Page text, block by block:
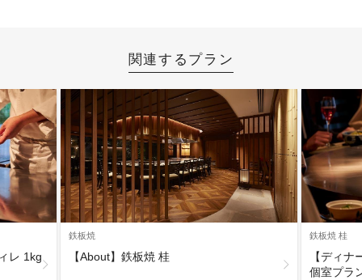
関連するプラン
レ 1kg
鉄板焼
【About】鉄板焼 桂
鉄板焼 桂
【ディ
個室プラ